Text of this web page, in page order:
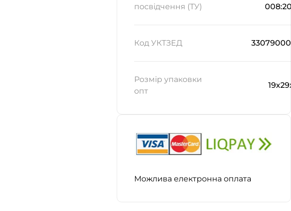
посвідчення (ТУ)
Код УКТЗЕД
Розмір упаковки
опт
Можлива електронна оплата